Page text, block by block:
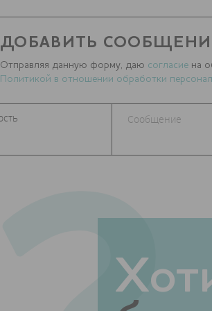
ДОБАВИТЬ
Отправляя данную форму, даю согласие на
Политикой в отношении обработки